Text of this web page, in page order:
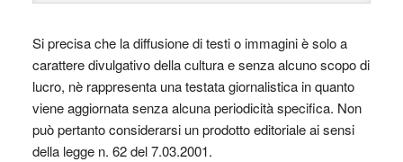
Si precisa che la diffusione di testi o immagini è solo a
carattere divulgativo della cultura e senza alcuno scopo di
lucro, nè rappresenta una testata giornalistica in quanto
viene aggiornata senza alcuna periodicità specifica. Non
può pertanto considerarsi un prodotto editoriale ai sensi
della legge n. 62 del 7.03.2001.